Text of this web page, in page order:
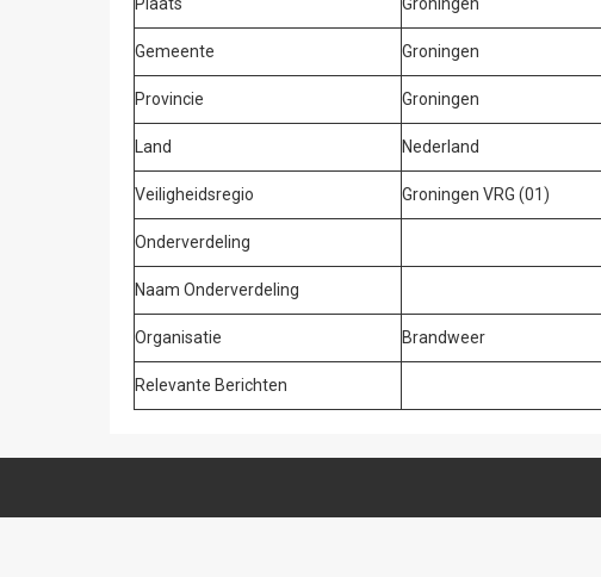
Gemeente Groningen
Provincie Groningen
Land Nederland
Veiligheidsregio Groningen VRG (01)
Onderverdeling
Naam Onderverdeling
Organisatie Brandweer
Relevante Berichten